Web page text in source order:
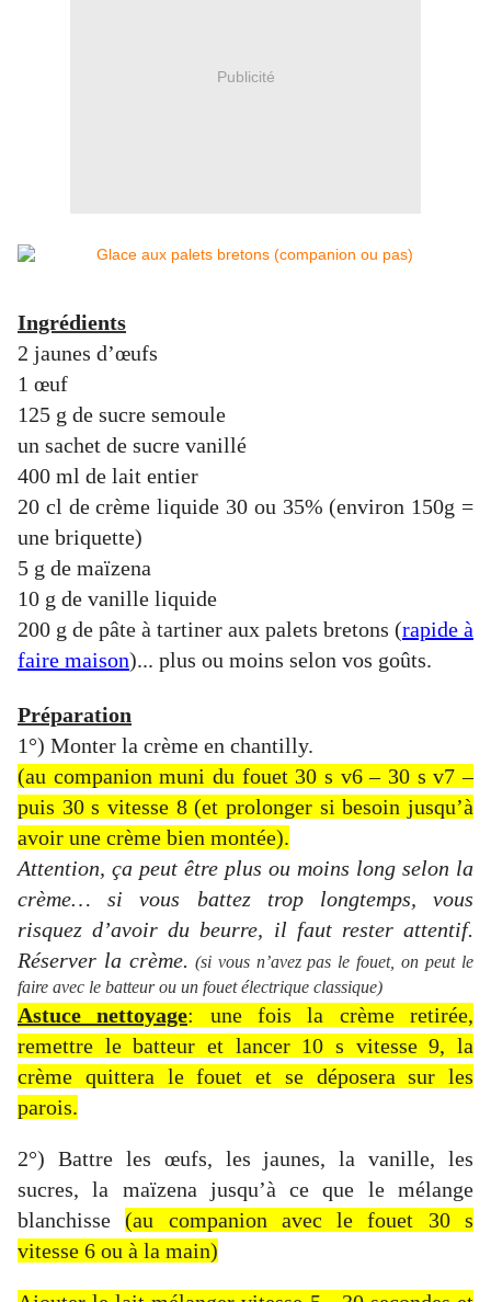
Publicité
Ingrédients
2 jaunes d’œufs
1 œuf
125 g de sucre semoule
un sachet de sucre vanillé
400 ml de lait entier
20 cl de crème liquide 30 ou 35% (environ 150g =
une briquette)
5 g de maïzena
10 g de vanille liquide
200 g de pâte à tartiner aux palets bretons (rapide à
faire maison)... plus ou moins selon vos goûts.
Préparation
1°) Monter la crème en chantilly.
(au companion muni du fouet 30 s v6 – 30 s v7 –
puis 30 s vitesse 8 (et prolonger si besoin jusqu’à
avoir une crème bien montée).
Attention, ça peut être plus ou moins long selon la
crème… si vous battez trop longtemps, vous
risquez d’avoir du beurre, il faut rester attentif.
Réserver la crème. (si vous n’avez pas le fouet, on peut le
faire avec le batteur ou un fouet électrique classique)
Astuce nettoyage: une fois la crème retirée,
remettre le batteur et lancer 10 s vitesse 9, la
crème quittera le fouet et se déposera sur les
parois.
2°) Battre les œufs, les jaunes, la vanille, les
sucres, la maïzena jusqu’à ce que le mélange
blanchisse (au companion avec le fouet 30 s
vitesse 6 ou à la main)